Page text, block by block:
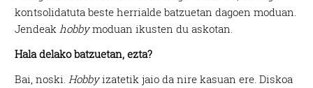
kontsolidatuta beste herrialde batzuetan dagoen moduan.
Jendeakhobbymoduan ikusten du askotan.
Hala delako batzuetan, ezta?
Bai, noski.Hobbyizatetik jaio da nire kasuan ere. Diskoa